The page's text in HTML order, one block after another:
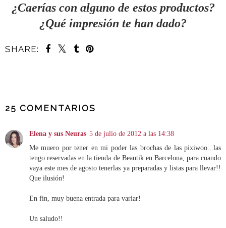
¿Caerías con alguno de estos productos?
¿Qué impresión te han dado?
SHARE:
25 COMENTARIOS
Elena y sus Neuras 5 de julio de 2012 a las 14:38
Me muero por tener en mi poder las brochas de las pixiwoo...las
tengo reservadas en la tienda de Beautik en Barcelona, para cuando
vaya este mes de agosto tenerlas ya preparadas y listas para llevar!!
Que ilusión!
En fin, muy buena entrada para variar!
Un saludo!!